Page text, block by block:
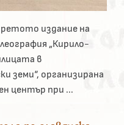
издание на
„Кирило-
в
земи“, организирана
център при ...